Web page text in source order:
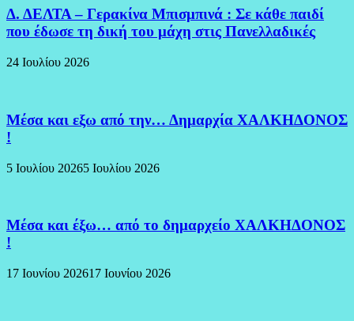
Δ. ΔΕΛΤΑ – Γερακίνα Μπισμπινά : Σε κάθε παιδί
που έδωσε τη δική του μάχη στις Πανελλαδικές
24 Ιουλίου 2026
Μέσα και εξω από την… Δημαρχία ΧΑΛΚΗΔΟΝΟΣ
!
5 Ιουλίου 20265 Ιουλίου 2026
Μέσα και έξω… από το δημαρχείο ΧΑΛΚΗΔΟΝΟΣ
!
17 Ιουνίου 202617 Ιουνίου 2026